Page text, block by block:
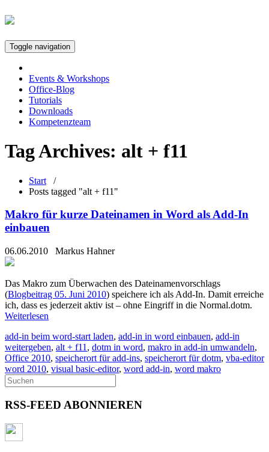
Toggle navigation
Events & Workshops
Office-Blog
Tutorials
Downloads
Kompetenzteam
Tag Archives: alt + f11
Start /
Posts tagged "alt + f11"
Makro für kurze Dateinamen in Word als Add-In
einbauen
06.06.2010 Markus Hahner
Das Makro zum Überwachen des Dateinamenvorschlags
(Blogbeitrag 05. Juni 2010) speichere ich als Add-In. Damit erreiche
ich, dass es jederzeit aktiv ist – ohne Eingriff in die Normal.dotm.
Weiterlesen
add-in beim word-start laden, add-in in word einbauen, add-in
weitergeben, alt + f11 , dotm in word, makro in add-in umwandeln,
Office 2010, speicherort für add-ins, speicherort für dotm, vba-editor
word 2010, visual basic-editor, word add-in, word makro
RSS-FEED ABONNIEREN